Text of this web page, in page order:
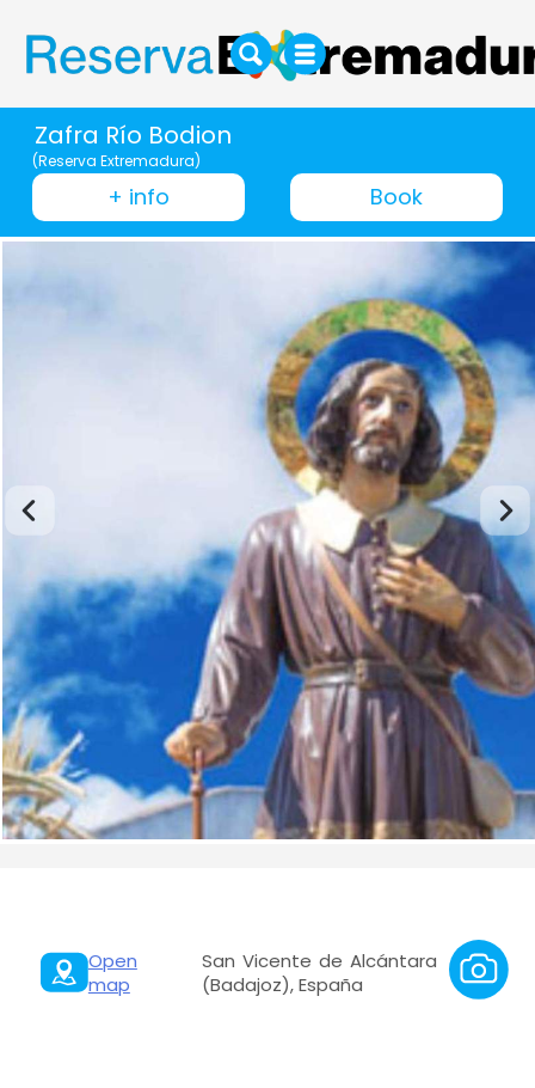
Zafra Río Bodion
(Reserva Extremadura)
+ info Book
Open
map
San Vicente de Alcántara
(Badajoz), España